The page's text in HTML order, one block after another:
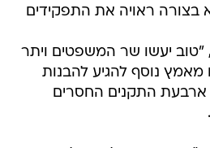
ראויה את התפקידים
"טוב יעשו שר המשפטים ויתר
מאמץ נוסף להגיע להבנות
התקנים החסרים